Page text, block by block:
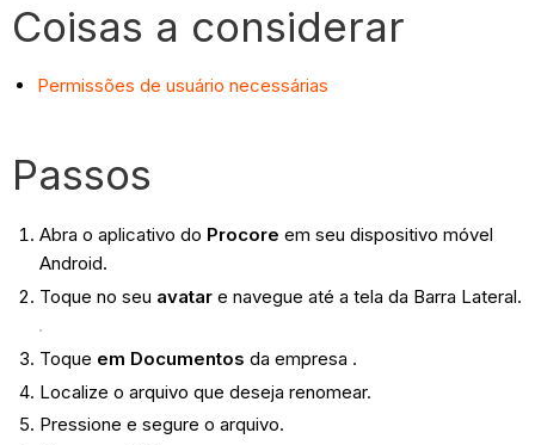
Coisas a considerar
Permissões de usuário necessárias
Passos
Abra o aplicativo do Procore em seu dispositivo móvel
Android.
Toque no seu avatare navegue até a tela da Barra Lateral.
Toque em Documentos da empresa .
Localize o arquivo que deseja renomear.
Pressione e segure o arquivo.